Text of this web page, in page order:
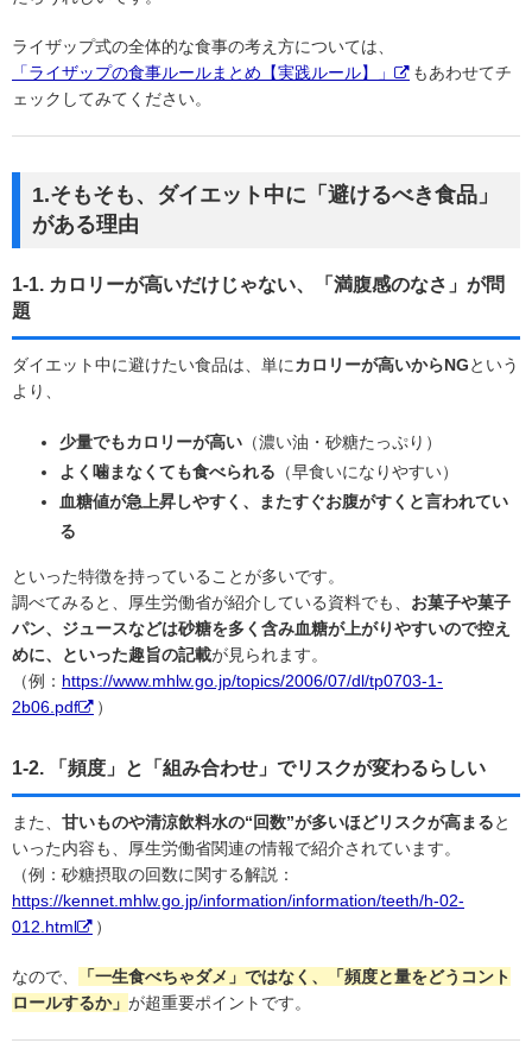
ライザップ式の全体的な食事の考え方については、
「ライザップの食事ルールまとめ【実践ルール】」
もあわせてチ
ェックしてみてください。
1.そもそも、ダイエット中に「避けるべき食品」
がある理由
1-1. カロリーが高いだけじゃない、「満腹感のなさ」が問
題
ダイエット中に避けたい食品は、単にカロリーが高いからNGという
より、
少量でもカロリーが高い （濃い油・砂糖たっぷり）
よく噛まなくても食べられる （早食いになりやすい）
血糖値が急上昇しやすく、またすぐお腹がすくと言われてい
る
といった特徴を持っていることが多いです。
調べてみると、厚生労働省が紹介している資料でも、 お菓子や菓子
パン、ジュースなどは砂糖を多く含み血糖が上がりやすいので控え
めに、といった趣旨の記載が見られます。
（例： https://www.mhlw.go.jp/topics/2006/07/dl/tp0703-1-
2b06.pdf
）
1-2. 「頻度」と「組み合わせ」でリスクが変わるらしい
また、 甘いものや清涼飲料水の“回数”が多いほどリスクが高まると
いった内容も、厚生労働省関連の情報で紹介されています。
（例：砂糖摂取の回数に関する解説：
https://kennet.mhlw.go.jp/information/information/teeth/h-02-
012.html
）
なので、
「一生食べちゃダメ」ではなく、「頻度と量をどうコント
ロールするか」 が超重要ポイントです。